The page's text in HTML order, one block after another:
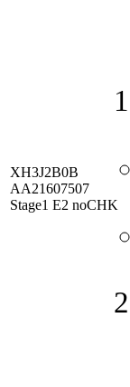
XH3J2B0B
AA21607507
Stage1 E2 noCHK